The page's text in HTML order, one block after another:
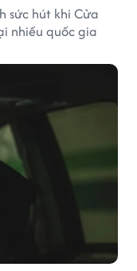
sức hút khi Cửa
nhiều quốc gia